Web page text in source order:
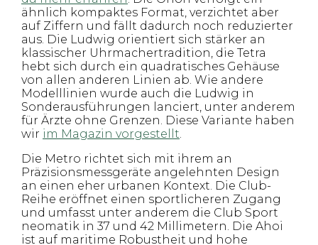
ähnlich kompaktes Format, verzichtet aber
auf Ziffern und fällt dadurch noch reduzierter
aus. Die Ludwig orientiert sich stärker an
klassischer Uhrmachertradition, die Tetra
hebt sich durch ein quadratisches Gehäuse
von allen anderen Linien ab. Wie andere
Modelllinien wurde auch die Ludwig in
Sonderausführungen lanciert, unter anderem
für Ärzte ohne Grenzen. Diese Variante haben
wir im Magazin vorgestellt.
Die Metro richtet sich mit ihrem an
Präzisionsmessgeräte angelehnten Design
an einen eher urbanen Kontext. Die Club-
Reihe eröffnet einen sportlicheren Zugang
und umfasst unter anderem die Club Sport
neomatik in 37 und 42 Millimetern. Die Ahoi
ist auf maritime Robustheit und hohe